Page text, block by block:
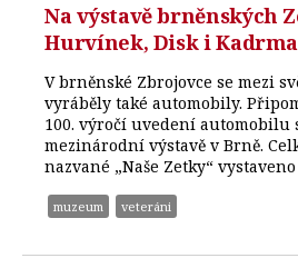
Na výstavě brněnských
Hurvínek, Disk i
V brněnské Zbrojovce se mezi
vyráběly také automobily.
100. výročí uvedení automobilu
mezinárodní výstavě v Brně.
nazvané „Naše Zetky“ vystaveno
muzeum veteráni